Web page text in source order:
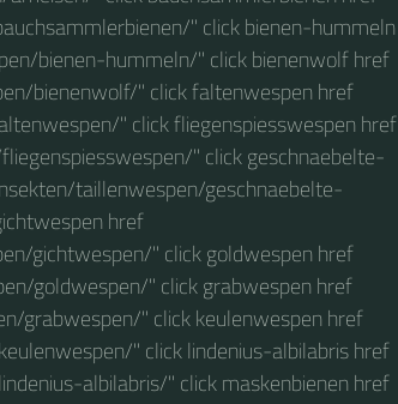
" click bienen-hummeln
bienen-hummeln/" click bienenwolf href
bienenwolf/" click faltenwespen href
" click fliegenspiesswespen href
" click geschnaebelte-
taillenwespen/geschnaebelte-
href
gichtwespen/" click goldwespen href
goldwespen/" click grabwespen href
grabwespen/" click keulenwespen href
" click lindenius-albilabris href
albilabris/" click maskenbienen href